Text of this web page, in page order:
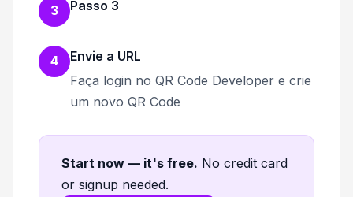
3 Passo 3
4
Envie a URL
Faça login no QR Code Developer e crie
um novo QR Code
Start now — it's free. No credit card
or signup needed.